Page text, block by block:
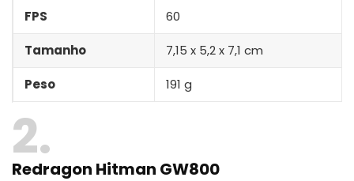
FPS 60
Tamanho ‎7,15 x 5,2 x 7,1 cm
Peso 191 g
2
Redragon Hitman GW800